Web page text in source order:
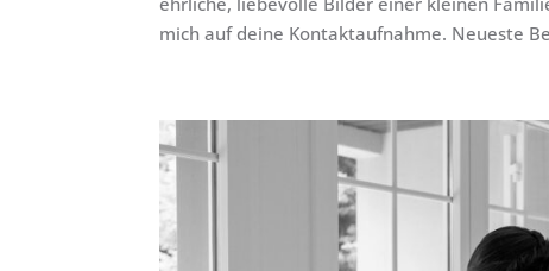
mich auf deine Kontaktaufnahme. Neueste